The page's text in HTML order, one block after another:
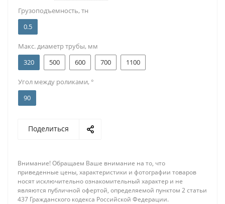
Грузоподъемность, тн
0.5
Макс. диаметр трубы, мм
320
500 600 700 1100
Угол между роликами, °
90
Поделиться
Внимание! Обращаем Ваше внимание на то, что
приведенные цены, характеристики и фотографии товаров
носят исключительно ознакомительный характер и не
являются публичной офертой, определяемой пунктом 2 статьи
437 Гражданского кодекса Российской Федерации.